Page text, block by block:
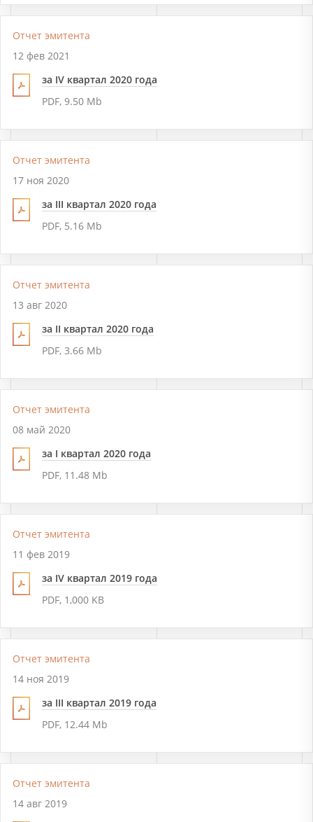
Отчет эмитента
12 фев 2021
за IV квартал 2020 года
PDF, 9.50 Mb
Отчет эмитента
17 ноя 2020
за III квартал 2020 года
PDF, 5.16 Mb
Отчет эмитента
13 авг 2020
за II квартал 2020 года
PDF, 3.66 Mb
Отчет эмитента
08 май 2020
за I квартал 2020 года
PDF, 11.48 Mb
Отчет эмитента
11 фев 2019
за IV квартал 2019 года
PDF, 1,000 KB
Отчет эмитента
14 ноя 2019
за III квартал 2019 года
PDF, 12.44 Mb
Отчет эмитента
14 авг 2019